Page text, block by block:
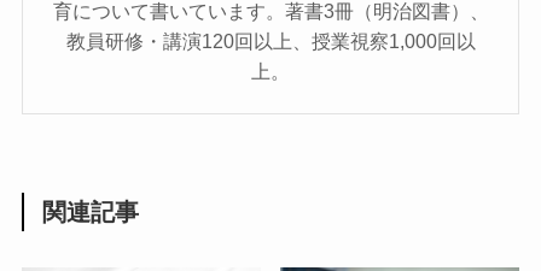
育について書いています。著書3冊（明治図書）、
教員研修・講演120回以上、授業視察1,000回以
上。
関連記事